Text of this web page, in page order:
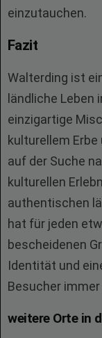
einzutauchen.
Fazit
Walterding ist
ländliche Leben
einzigartige
kulturellem
auf der Suche
kulturellen
authentischen
hat für jeden
bescheidenen
Identität und
Besucher
weitere Orte in